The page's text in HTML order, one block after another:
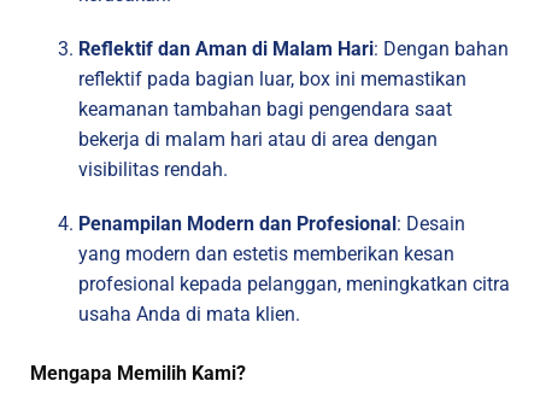
Reflektif dan Aman di Malam Hari: Dengan bahan
reflektif pada bagian luar, box ini memastikan
keamanan tambahan bagi pengendara saat
bekerja di malam hari atau di area dengan
visibilitas rendah.
Penampilan Modern dan Profesional : Desain
yang modern dan estetis memberikan kesan
profesional kepada pelanggan, meningkatkan citra
usaha Anda di mata klien.
Mengapa Memilih Kami?